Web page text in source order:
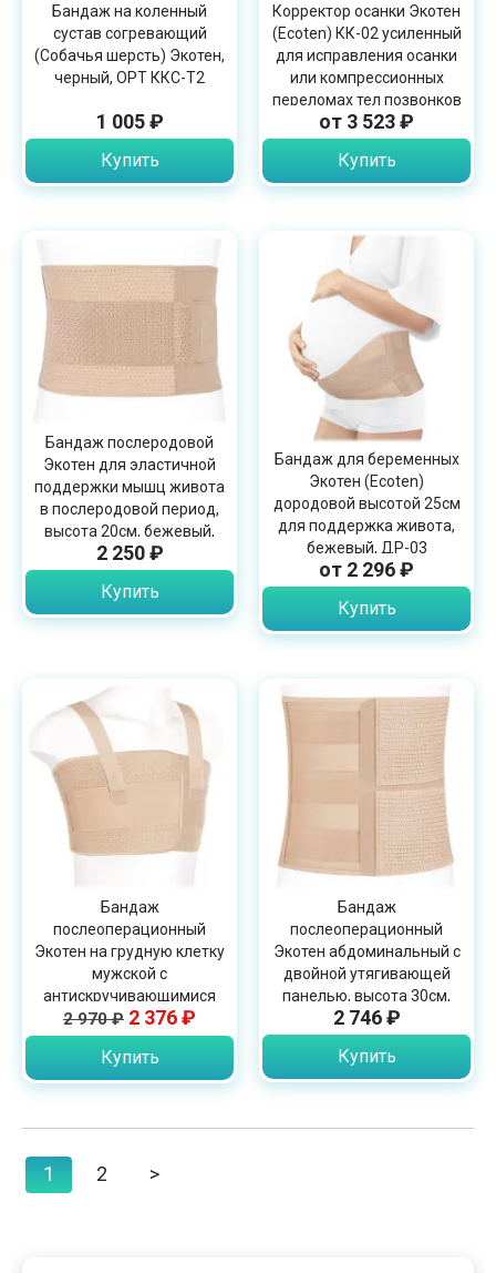
Бандаж на коленный
сустав согревающий
(Собачья шерсть) Экотен,
черный, OPT ККС-Т2
1 005 ₽
Купить
Корректор осанки Экотен
(Ecoten) КК-02 усиленный
для исправления осанки
или компрессионных
переломах тел позвонков
от 3 523 ₽
Купить
Бандаж послеродовой
Экотен для эластичной
поддержки мышц живота
в послеродовой период,
высота 20см, бежевый,
ПР-20
2 250 ₽
Купить
Бандаж для беременных
Экотен (Ecoten)
дородовой высотой 25см
для поддержка живота,
бежевый, ДР-03
от 2 296 ₽
Купить
Бандаж
послеоперационный
Экотен на грудную клетку
мужской с
антискручивающимися
вставками, ПО-К3
2 970 ₽ 2 376 ₽
Купить
Бандаж
послеоперационный
Экотен абдоминальный с
двойной утягивающей
панелью, высота 30см,
бежевый, ПО-30Р/2
2 746 ₽
Купить
1 2 >